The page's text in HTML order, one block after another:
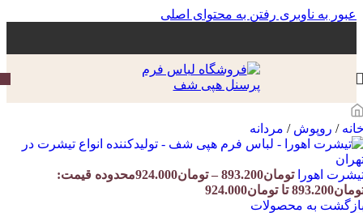
عبور به ناوبری رفتن به محتوای اصلی
/ روپوش/ مردانه
اهوراتومان893.200
– تومان924.000محدوده قیمت:
تا تومان924.000
به محصولات